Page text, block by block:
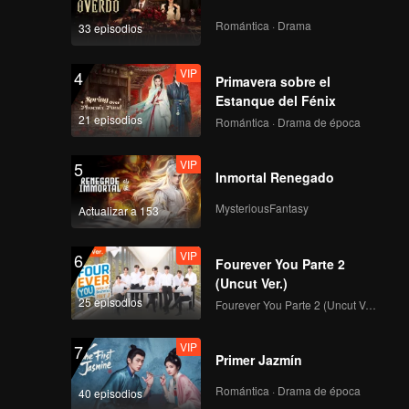
33 episodios Romántica · Drama
4
21 episodios
VIP
Primavera sobre el
Estanque del Fénix
Romántica · Drama de época
5
Actualizar a 153
VIP
Inmortal Renegado
MysteriousFantasy
6
25 episodios
VIP
Fourever You Parte 2
(Uncut Ver.)
Fourever You Parte 2 (Uncut Ver.)
7
40 episodios
VIP
Primer Jazmín
Romántica · Drama de época